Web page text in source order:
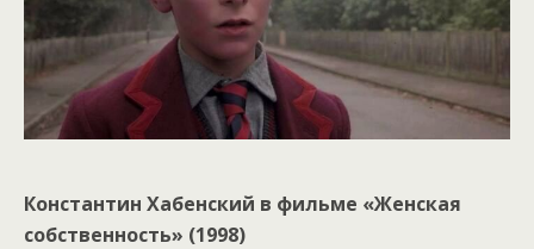
Константин Хабенский в фильме «Женская
собственность» (1998)